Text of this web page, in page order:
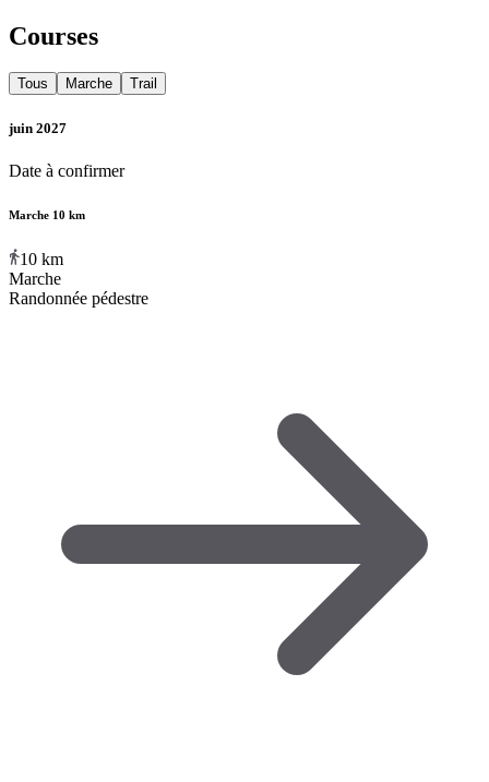
Courses
Tous Marche Trail
juin 2027
Date à confirmer
Marche 10 km
10 km
Marche
Randonnée pédestre